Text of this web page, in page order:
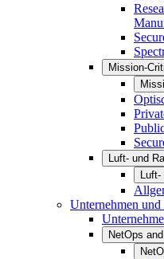
Mission-
Luft- und
Unternehmen und
NetOps